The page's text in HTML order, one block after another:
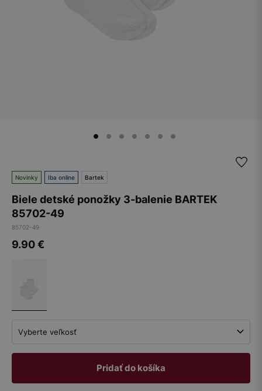
Novinky Iba online Bartek
Biele detské ponožky 3-balenie BARTEK
85702-49
85702-49
9.90€
Vyberte veľkosť
Pridať do košíka